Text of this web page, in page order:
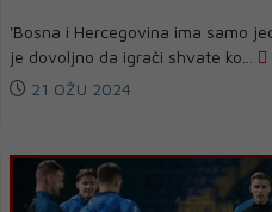
'Bosna i Hercegovina ima samo
je dovoljno da igrači shvate ko...
21 OŽU 2024